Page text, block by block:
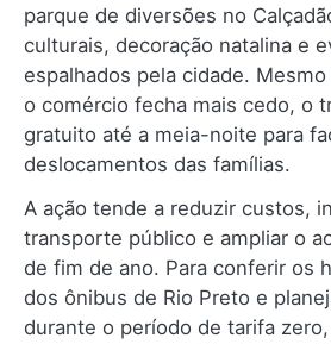
parque de diversões no
culturais, decoração natalina e
espalhados pela cidade.
o comércio fecha mais cedo, o
gratuito até a meia-noite para
deslocamentos das famílias.
A ação tende a reduzir custos,
transporte público e ampliar o
de fim de ano. Para conferir os
dos ônibus de Rio Preto e
durante o período de tarifa